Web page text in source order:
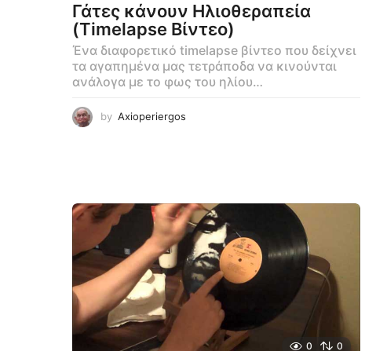
Γάτες κάνουν Ηλιοθεραπεία
(Timelapse Βίντεο)
Ένα διαφορετικό timelapse βίντεο που δείχνει
τα αγαπημένα μας τετράποδα να κινούνται
ανάλογα με το φως του ηλίου…
by Axioperiergos
0 0